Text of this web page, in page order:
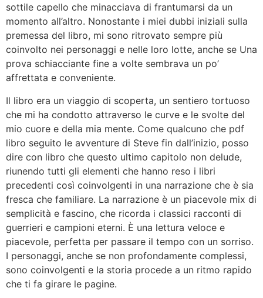
sottile capello che minacciava di frantumarsi da un
momento all’altro. Nonostante i miei dubbi iniziali sulla
premessa del libro, mi sono ritrovato sempre più
coinvolto nei personaggi e nelle loro lotte, anche se Una
prova schiacciante fine a volte sembrava un po’
affrettata e conveniente.
Il libro era un viaggio di scoperta, un sentiero tortuoso
che mi ha condotto attraverso le curve e le svolte del
mio cuore e della mia mente. Come qualcuno che pdf
libro seguito le avventure di Steve fin dall’inizio, posso
dire con libro che questo ultimo capitolo non delude,
riunendo tutti gli elementi che hanno reso i libri
precedenti così coinvolgenti in una narrazione che è sia
fresca che familiare. La narrazione è un piacevole mix di
semplicità e fascino, che ricorda i classici racconti di
guerrieri e campioni eterni. È una lettura veloce e
piacevole, perfetta per passare il tempo con un sorriso.
I personaggi, anche se non profondamente complessi,
sono coinvolgenti e la storia procede a un ritmo rapido
che ti fa girare le pagine.